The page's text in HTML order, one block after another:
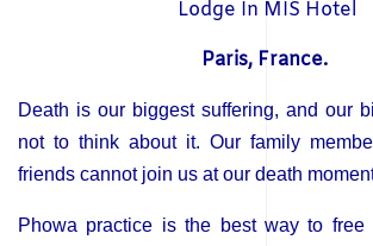
Lodge In MIS Hotel
Paris, France.
Death is our biggest suffering, and our
not to think about it. Our family
friends cannot join us at our death
Phowa practice is the best way to free